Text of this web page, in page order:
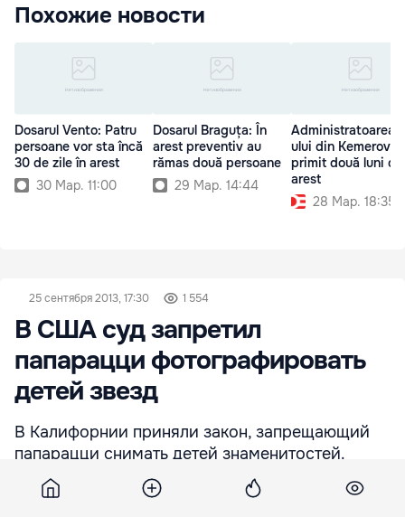
Похожие новости
Dosarul Vento: Patru
persoane vor sta încă
30 de zile în arest
30 Мар. 11:00
Dosarul Braguța: În
arest preventiv au
rămas două persoane
29 Мар. 14:44
Administratoarea
ului din Kemerovo
primit două luni de
arest
28 Мар. 18:35
25 сентября 2013, 17:30 1 554
В США суд запретил
папарацци фотографировать
детей звезд
В Калифорнии приняли закон, запрещающий
папарацци снимать детей знаменитостей.
Фотограф, нарушивший закон, должен будет
выплатить штраф в размере 10 тысяч долларов.